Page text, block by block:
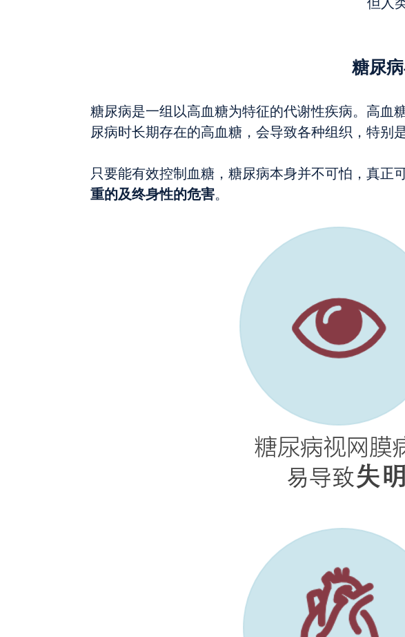
糖尿
糖尿病是一组以高血糖为特征的代谢性疾病。高
尿病时长期存在的高血糖，会导致各种组织，特别
只要能有效控制血糖，糖尿病本身并不可怕，真正
重的及终身性的危害。